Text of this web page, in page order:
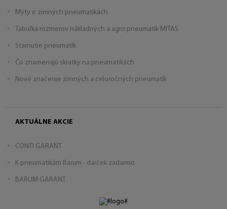
Mýty o zimných pneumatikách
Tabuľka rozmerov nákladných a agro pneumatík MITAS
Starnutie pneumatík
Čo znamenajú skratky na pneumatikách
Nové značenie zimných a celoročných pneumatík
AKTUÁLNE AKCIE
CONTI GARANT
K pneumatikám Barum - darček zadarmo
BARUM GARANT